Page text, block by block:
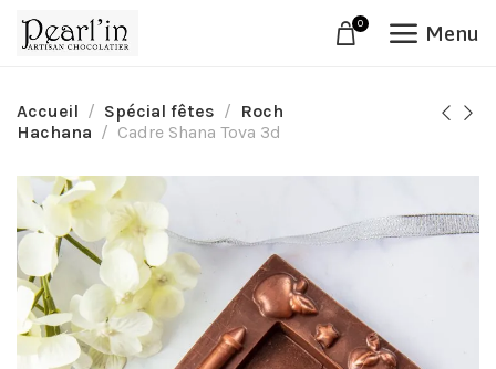
0 Menu
Accueil Spécial fêtes
Roch
Hachana
Cadre Shana Tova 3d